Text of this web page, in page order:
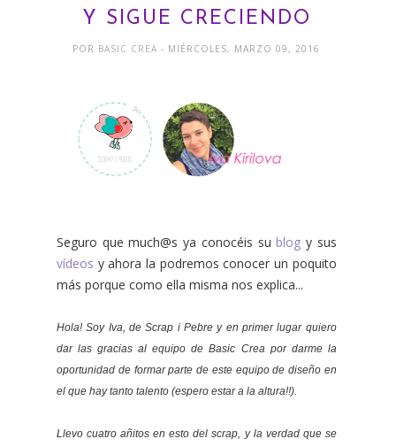
Y SIGUE CRECIENDO
POR BASIC CREA- MIÉRCOLES, MARZO 09, 2016
Seguro que much@s ya conocéis su blogy sus
vídeos y ahora la podremos conocer un poquito
más porque como ella misma nos explica...
Hola! Soy Iva, de Scrap i Pebre y en primer lugar quiero
dar las gracias al equipo de Basic Crea por darme la
oportunidad de formar parte de este equipo de diseño en
el que hay tanto talento (espero estar a la altura!!).
Llevo cuatro añitos en esto del scrap, y la verdad que se